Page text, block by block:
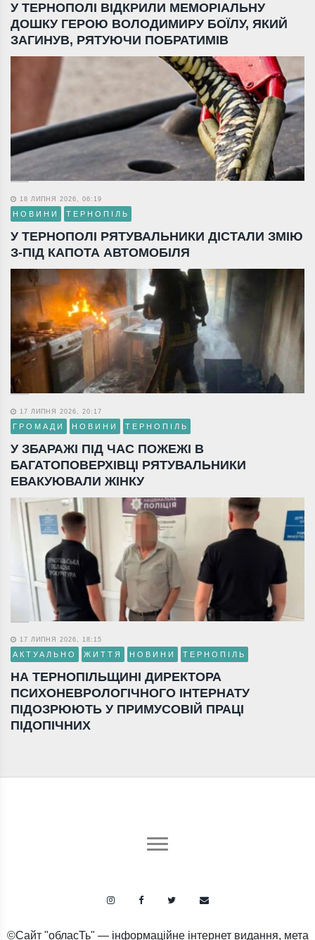
У ТЕРНОПОЛІ ВІДКРИЛИ МЕМОРІАЛЬНУ
ДОШКУ ГЕРОЮ ВОЛОДИМИРУ БОЇЛУ, ЯКИЙ
ЗАГИНУВ, РЯТУЮЧИ ПОБРАТИМІВ
18 ЛИПНЯ 2026, 06:19
НОВИНИ ТЕРНОПІЛЬ
У ТЕРНОПОЛІ РЯТУВАЛЬНИКИ ДІСТАЛИ ЗМІЮ
З-ПІД КАПОТА АВТОМОБІЛЯ
17 ЛИПНЯ 2026, 20:17
ГРОМАДИ НОВИНИ ТЕРНОПІЛЬ
У ЗБАРАЖІ ПІД ЧАС ПОЖЕЖІ В
БАГАТОПОВЕРХІВЦІ РЯТУВАЛЬНИКИ
ЕВАКУЮВАЛИ ЖІНКУ
17 ЛИПНЯ 2026, 18:15
АКТУАЛЬНО ЖИТТЯ НОВИНИ ТЕРНОПІЛЬ
НА ТЕРНОПІЛЬЩИНІ ДИРЕКТОРА
ПСИХОНЕВРОЛОГІЧНОГО ІНТЕРНАТУ
ПІДОЗРЮЮТЬ У ПРИМУСОВІЙ ПРАЦІ
ПІДОПІЧНИХ
©Сайт "обласТь" — інформаційне інтернет видання, мета